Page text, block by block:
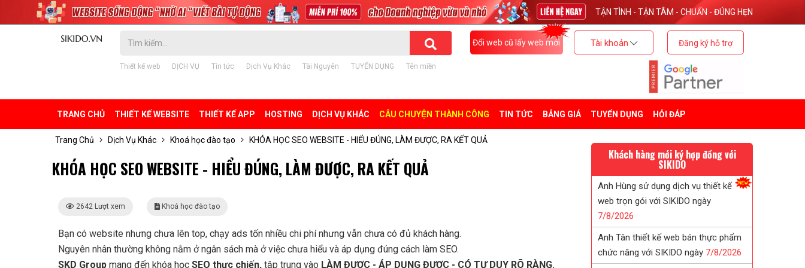
TẬN TÌNH - TẬN TÂM - CHUẨN - ĐÚNG HẸN
Thiết kế web DỊCH VỤ Tin tức Dịch Vụ Khác Tài Nguyên TUYỂN DỤNG Tên miền
Đổi web cũ lấy web mới Tài khoản Đăng ký hỗ trợ
TRANG CHỦ THIẾT KẾ WEBSITE THIẾT KẾ APP HOSTING DỊCH VỤ KHÁC CÂU CHUYỆN THÀNH CÔNG TIN TỨC BẢNG GIÁ TUYỂN DỤNG HỎI ĐÁP
Trang Chủ Dịch Vụ Khác Khoá học đào tạo KHÓA HỌC SEO WEBSITE - HIỂU ĐÚNG, LÀM ĐƯỢC, RA KẾT QUẢ
KHÓA HỌC SEO WEBSITE - HIỂU ĐÚNG, LÀM ĐƯỢC, RA KẾT QUẢ
2642 Lượt xem Khoá học đào tạo
Bạn có website nhưng chưa lên top, chạy ads tốn nhiều chi phí nhưng vẫn chưa có đủ khách hàng.
Nguyên nhân thường không nằm ở ngân sách mà ở việc chưa hiểu và áp dụng đúng cách làm SEO.
SKD Group mang đến khóa học SEO thực chiến, tập trung vào LÀM ĐƯỢC - ÁP DỤNG ĐƯỢC - CÓ TƯ DUY RÕ RÀNG.
Khách hàng mới ký hợp đồng với
SIKIDO
Anh Tân thiết kế web bán thực phẩm
chức năng với SIKIDO ngày7/
Anh Khang sau khi tk web tại SIKIDO
đã giới thiệu khách sử dụng7/8/2026
Chị Tuyết đã tin tưởng ký web in ấn